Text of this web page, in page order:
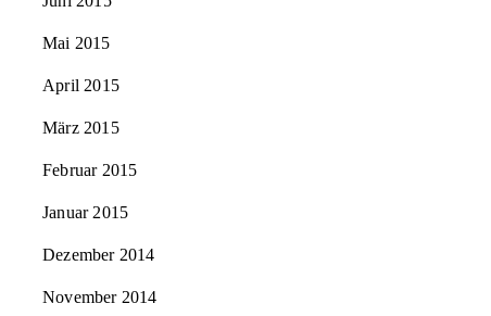
Mai 2015
April 2015
März 2015
Februar 2015
Januar 2015
Dezember 2014
November 2014